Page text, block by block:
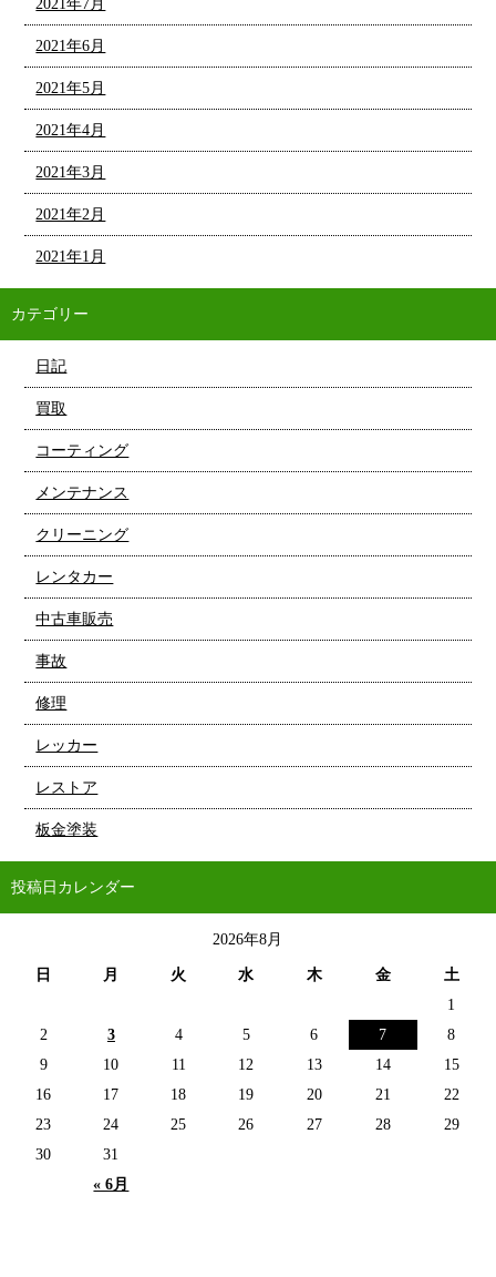
2021年7月
2021年6月
2021年5月
2021年4月
2021年3月
2021年2月
2021年1月
カテゴリー
日記
買取
コーティング
メンテナンス
クリーニング
レンタカー
中古車販売
事故
修理
レッカー
レストア
板金塗装
投稿日カレンダー
2026年8月
日 月 火 水 木 金 土
« 6月
1
2
3 4 5 6 7
8
9
10 11 12 13 14
15
16
17 18 19 20 21
22
23
24 25 26 27 28
29
30
31